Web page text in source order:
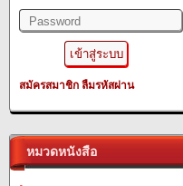
สมัครสมาชิก ลืมรหัสผ่าน
หมวดหนังสือ